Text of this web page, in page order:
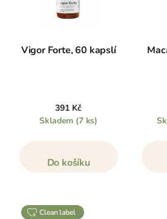
Vigor Forte, 60 kapslí
391 Kč
Skladem (7 ks)
Do košíku
clean label